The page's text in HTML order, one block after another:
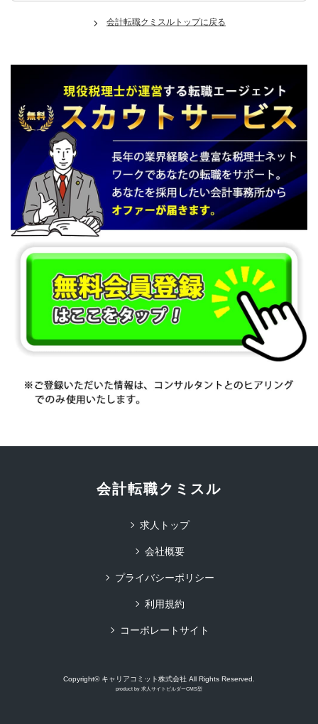
会計転職クミスルトップに戻る
会計転職クミスル
求人トップ
会社概要
プライバシーポリシー
利用規約
コーポレートサイト
Copyright© キャリアコミット株式会社 All Rights Reserved.
product by 求人サイトビルダーCMS型